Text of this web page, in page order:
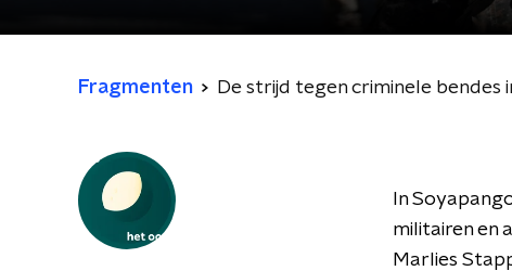
Fragmenten De strijd tegen criminele bendes
In
militairen en
Marlies